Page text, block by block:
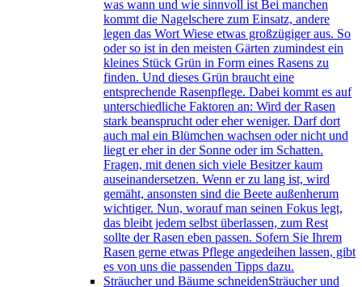
was wann und wie sinnvoll ist Bei manchen
kommt die Nagelschere zum Einsatz, andere
legen das Wort Wiese etwas großzügiger aus. So
oder so ist in den meisten Gärten zumindest ein
kleines Stück Grün in Form eines Rasens zu
finden. Und dieses Grün braucht eine
entsprechende Rasenpflege. Dabei kommt es auf
unterschiedliche Faktoren an: Wird der Rasen
stark beansprucht oder eher weniger. Darf dort
auch mal ein Blümchen wachsen oder nicht und
liegt er eher in der Sonne oder im Schatten.
Fragen, mit denen sich viele Besitzer kaum
auseinandersetzen. Wenn er zu lang ist, wird
gemäht, ansonsten sind die Beete außenherum
wichtiger. Nun, worauf man seinen Fokus legt,
das bleibt jedem selbst überlassen, zum Rest
sollte der Rasen eben passen. Sofern Sie Ihrem
Rasen gerne etwas Pflege angedeihen lassen, gibt
es von uns die passenden Tipps dazu.
Sträucher und Bäume schneidenSträucher und